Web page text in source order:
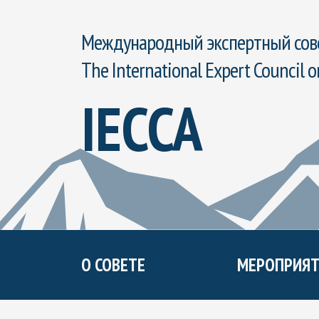
Международный экспертный
The International Expert Council
IECCA
О СОВЕТЕ